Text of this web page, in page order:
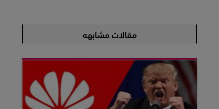
مقالات مشابهه